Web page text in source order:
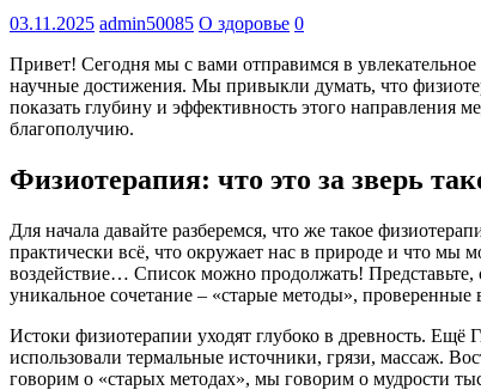
03.11.2025 admin50085 О здоровье 0
Привет! Сегодня мы с вами отправимся в
научные достижения. Мы привыкли думать, что
показать глубину и эффективность этого
благополучию.
Физиотерапия: что это за зверь
Для начала давайте разберемся, что же такое
практически всё, что окружает нас в природе и что мы
воздействие… Список можно продолжать! Представьте,
уникальное сочетание – «старые методы»,
Истоки физиотерапии уходят глубоко в древность.
использовали термальные источники, грязи, массаж.
говорим о «старых методах», мы говорим о мудрости